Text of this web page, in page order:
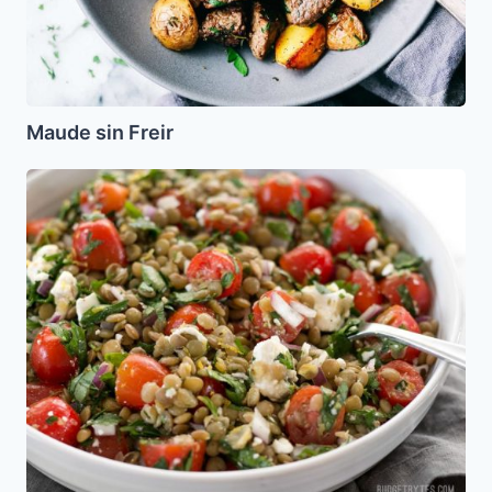
Maude sin Freir
Ensalada
Tibia
de
Lentejas